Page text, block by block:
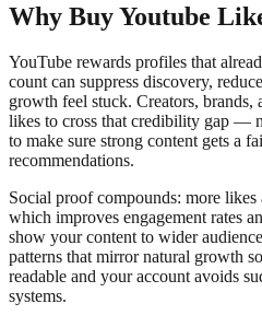
Why Buy Youtube
YouTube rewards profiles that
count can suppress discovery,
growth feel stuck. Creators, brands,
likes to cross that credibility gap —
to make sure strong content gets a
recommendations.
Social proof compounds: more
which improves engagement rates
show your content to wider
patterns that mirror natural growth
readable and your account avoids
systems.